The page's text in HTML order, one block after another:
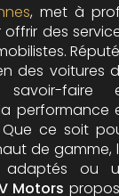
, met à
des
des voitures
faire
performance
ce soit
de gamme,
adaptés ou
Motors